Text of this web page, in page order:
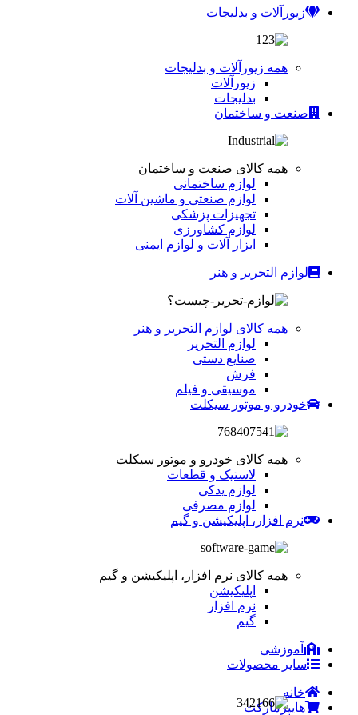
زیورآلات و بدلیجات
همه زیورآلات و بدلیجات
زیورآلات
بدلیجات
صنعت و ساختمان
همه کالای صنعت و ساختمان
لوازم ساختمانی
لوازم صنعتی و ماشین آلات
تجهیزات پزشکی
لوازم کشاورزی
ابزار آلات و لوازم ایمنی
لوازم التحریر و هنر
همه کالای لوازم التحریر و هنر
لوازم التحریر
صنایع دستی
فرش
موسیقی و فیلم
خودرو و موتور سیکلت
همه کالای خودرو و موتور سیکلت
لاستیک و قطعات
لوازم یدکی
لوازم مصرفی
نرم افزار، اپلیکیشن و گیم
همه کالای نرم افزار، اپلیکیشن و گیم
اپلیکیشن
نرم افزار
گیم
آموزشی
سایر محصولات
خانه
هایپرمارکت